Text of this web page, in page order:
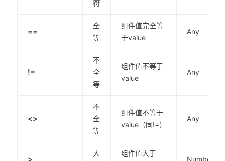
符
==
全
等
组件值完全等
于value
Any
!=
不
全
等
组件值不等于
value
Any
<>
不
全
等
组件值不等于
value（同!=）
Any
>
大
组件值大于
Number